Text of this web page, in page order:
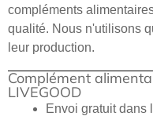
compléments
qualité. Nous n'utilisons
leur production.
Complément
LIVEGOOD
Envoi gratuit dans